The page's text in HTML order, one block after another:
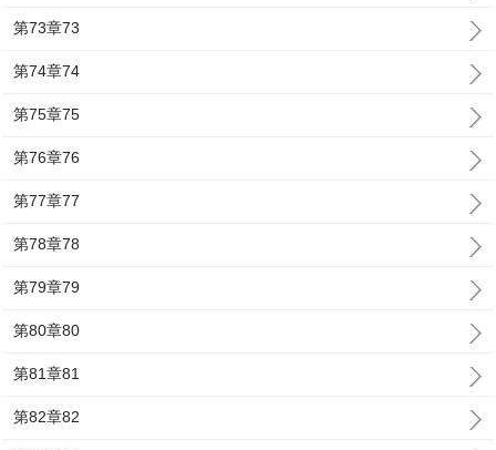
第73章73
第74章74
第75章75
第76章76
第77章77
第78章78
第79章79
第80章80
第81章81
第82章82